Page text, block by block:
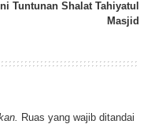
Ini Tuntunan Shalat Tahiyatul
Masjid
Ruas yang wajib ditandai